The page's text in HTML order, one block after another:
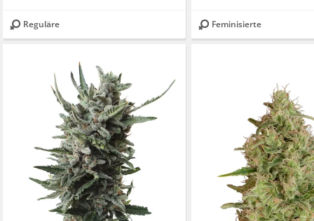
Reguläre Feminisierte